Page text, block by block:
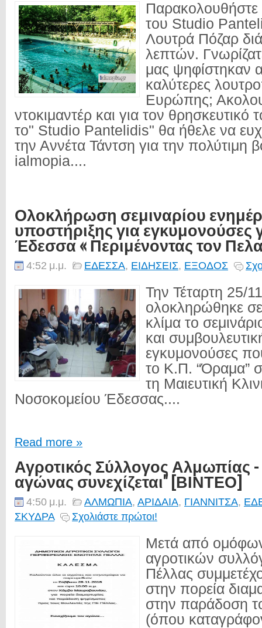
Παρακολουθήστε
του Studio
Λουτρά Πόζαρ
λεπτών.
μας ψηφίστηκαν
καλύτερες
Ευρώπης;
ντοκιμαντέρ και για τον θρησκευτικό
το" Studio Pantelidis" θα ήθελε να
την Αννέτα Τάντση για την πολύτιμη
ialmopia....
Ολοκλήρωση σεμιναρίου
υποστήριξης για εγκυμονούσες
Έδεσσα « Περιμένοντας τον
4:52 μ.μ. ΕΔΕΣΣΑ, ΕΙΔΗΣΕΙΣ, ΕΞΟΔΟΣ
Την Τέταρτη 25/
ολοκληρώθηκε
κλίμα το
και
εγκυμονούσες
το Κ.Π. “Όραμα”
τη Μαιευτική
Νοσοκομείου Έδεσσας....
Read more »
Αγροτικός Σύλλογος Αλμωπίας
αγώνας συνεχίζεται" [ΒΙΝΤΕΟ]
4:50 μ.μ. ΑΛΜΩΠΙΑ, ΑΡΙΔΑΙΑ, ΓΙΑΝΝΙΤΣΑ,
ΣΚΥΔΡΑ
Σχολιάστε πρώτοι!
Μετά από
αγροτικών
Πέλλας
στην πορεία
στην παράδοση
(όπου